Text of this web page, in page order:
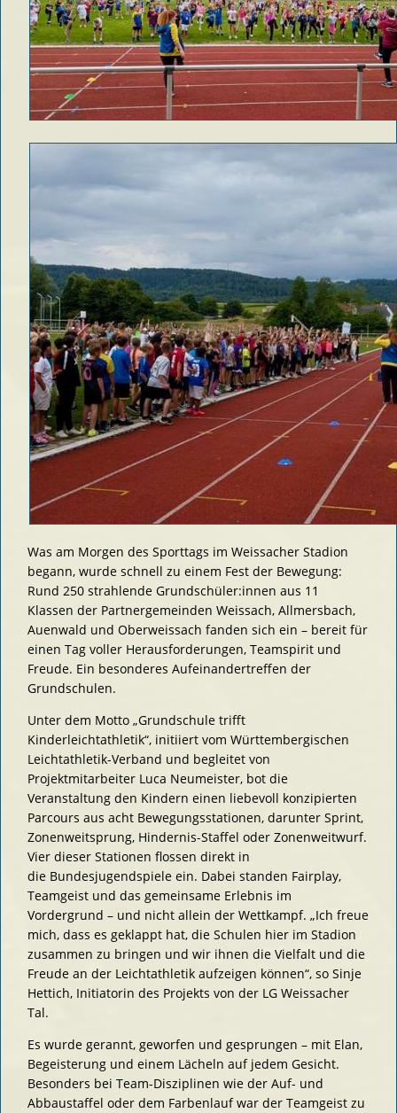
Was am Morgen des Sporttags im Weissacher Stadion
begann, wurde schnell zu einem Fest der Bewegung:
Rund 250 strahlende Grundschüler:innen aus 11
Klassen der Partnergemeinden Weissach, Allmersbach,
Auenwald und Oberweissach fanden sich ein – bereit für
einen Tag voller Herausforderungen, Teamspirit und
Freude. Ein besonderes Aufeinandertreffen der
Grundschulen.
Unter dem Motto „Grundschule trifft
Kinderleichtathletik“, initiiert vom Württembergischen
Leichtathletik-Verband und begleitet von
Projektmitarbeiter Luca Neumeister, bot die
Veranstaltung den Kindern einen liebevoll konzipierten
Parcours aus acht Bewegungsstationen, darunter Sprint,
Zonenweitsprung, Hindernis-Staffel oder Zonenweitwurf.
Vier dieser Stationen flossen direkt in
die Bundesjugendspiele ein. Dabei standen Fairplay,
Teamgeist und das gemeinsame Erlebnis im
Vordergrund – und nicht allein der Wettkampf. „Ich freue
mich, dass es geklappt hat, die Schulen hier im Stadion
zusammen zu bringen und wir ihnen die Vielfalt und die
Freude an der Leichtathletik aufzeigen können“, so Sinje
Hettich, Initiatorin des Projekts von der LG Weissacher
Tal.
Es wurde gerannt, geworfen und gesprungen – mit Elan,
Begeisterung und einem Lächeln auf jedem Gesicht.
Besonders bei Team-Disziplinen wie der Auf- und
Abbaustaffel oder dem Farbenlauf war der Teamgeist zu